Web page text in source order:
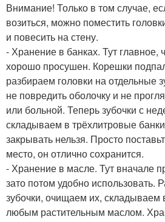
Внимание! Только в том случае,
возиться, можно поместить
и повесить на стену.
- Хранение в банках. Тут главное,
хорошо просушен. Корешки
разбираем головки на отдельные
не повредить оболочку и не
или больной. Теперь зубочки с
складываем в трёхлитровые
закрывать нельзя. Просто
место, он отлично сохранится.
- Хранение в масле. Тут вначале
зато потом удобно использовать.
зубочки, очищаем их, складываем
любым растительным маслом.